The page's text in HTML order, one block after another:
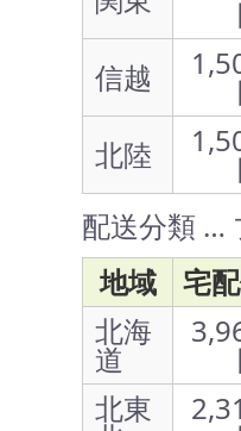
信越
北陸
配送分類 …
地域
宅
北海
道
北東